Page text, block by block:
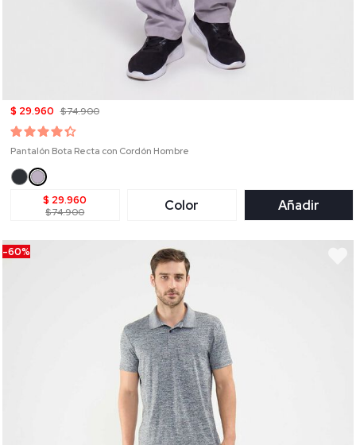
$ 29.960 $ 74.900
Pantalón Bota Recta con Cordón Hombre
$ 29.960
$ 74.900 Color Añadir
-60%